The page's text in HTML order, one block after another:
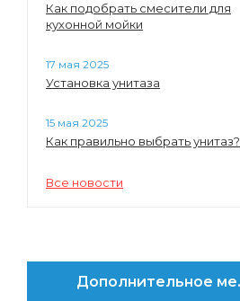
Как подобрать смесители для
кухонной мойки
17 мая 2025
Установка унитаза
15 мая 2025
Как правильно выбрать унитаз?
Все новости
Дополнительное меню